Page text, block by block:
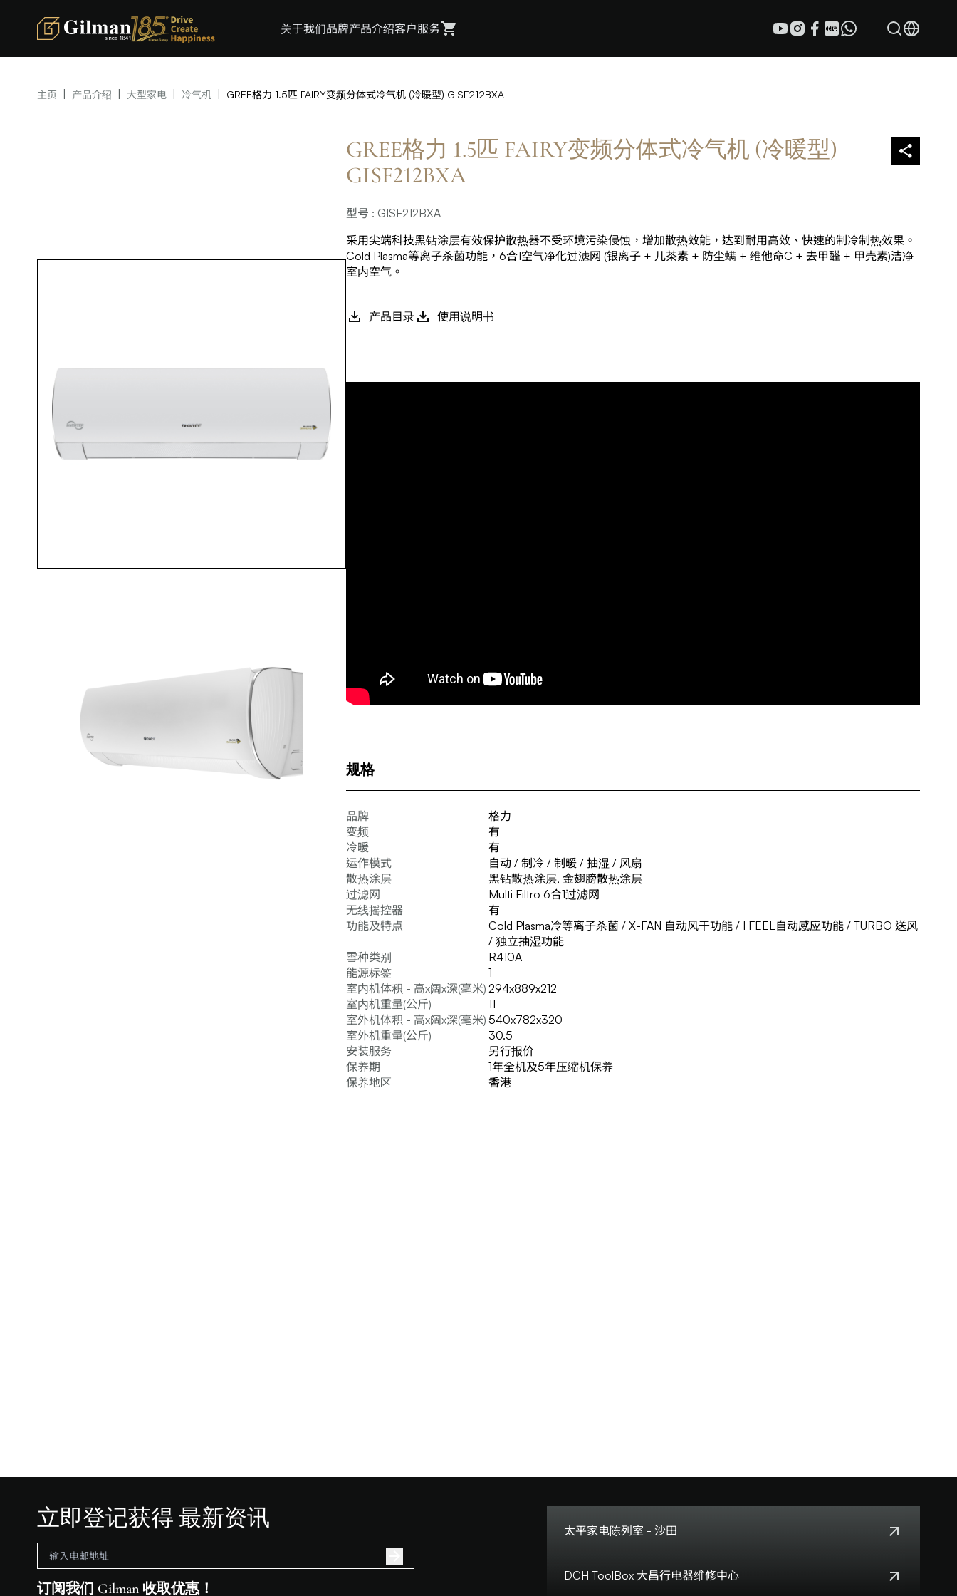
关于我们品牌产品介绍客户服务
主页 产品介绍 大型家电 冷气机 GREE格力 1.5匹 FAIRY变频分体式冷气机 (冷暖型) GISF212BXA
GREE格力 1.5匹 FAIRY变频分体式冷气机 (冷暖型)
GISF212BXA
型号 : GISF212BXA
采用尖端科技黑钻涂层有效保护散热器不受环境污染侵蚀，增加散热效能，达到耐用高效、快速的制冷制热效果。
Cold Plasma等离子杀菌功能，6合1空气净化过滤网 (银离子 + 儿茶素 + 防尘螨 + 维他命C + 去甲醛 + 甲壳素)洁净
室内空气。
产品目录 使用说明书
规格
品牌
格力
变频
有
冷暖
有
运作模式
自动 / 制冷 / 制暖 / 抽湿 / 风扇
散热涂层
黑钻散热涂层, 金翅膀散热涂层
过滤网
Multi Filtro 6合1过滤网
无线摇控器
有
功能及特点
Cold Plasma冷等离子杀菌 / X-FAN 自动风干功能 / I FEEL自动感应功能 / TURBO 送风
/ 独立抽湿功能
雪种类别
R410A
能源标签
1
室内机体积 - 高x阔x深(毫米) 294x889x212
室内机重量(公斤)
11
室外机体积 - 高x阔x深(毫米) 540x782x320
室外机重量(公斤)
30.5
安装服务
另行报价
保养期
1年全机及5年压缩机保养
保养地区
香港
立即登记获得 最新资讯
订阅我们 Gilman 收取优惠！
太平家电陈列室 - 沙田
地址:
沙田乡事会路138号HomeSquare 357-358舖
DCH ToolBox 大昌行电器维修中心